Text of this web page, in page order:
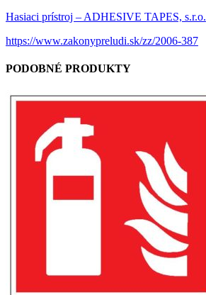
Hasiaci prístroj – ADHESIVE TAPES, s.r.o.
https://www.zakonypreludi.sk/zz/2006-387
PODOBNÉ PRODUKTY